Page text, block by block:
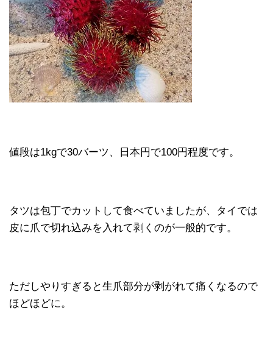
値段は1kgで30バーツ、日本円で100円程度です。
タツは包丁でカットして食べていましたが、タイでは
皮に爪で切れ込みを入れて剥くのが一般的です。
ただしやりすぎると生爪部分が剥がれて痛くなるので
ほどほどに。